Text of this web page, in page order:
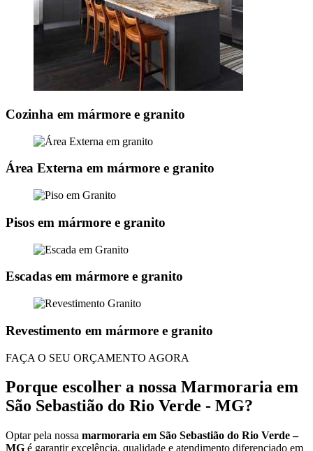
Cozinha em mármore e granito
Área Externa em mármore e granito
Pisos em mármore e granito
Escadas em mármore e granito
Revestimento em mármore e granito
FAÇA O SEU ORÇAMENTO AGORA
Porque escolher a nossa Marmoraria em
São Sebastião do Rio Verde - MG?
Optar pela nossa marmoraria em São Sebastião do Rio Verde –
MG é garantir excelência, qualidade e atendimento diferenciado em